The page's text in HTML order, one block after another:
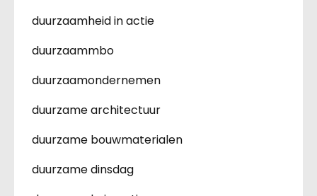
duurzaamheid in actie
duurzaammbo
duurzaamondernemen
duurzame architectuur
duurzame bouwmaterialen
duurzame dinsdag